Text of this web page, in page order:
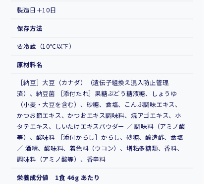
製造日＋10日
保存方法
要冷蔵（10℃以下）
原材料名
［納豆］大豆（カナダ）（遺伝子組換え混入防止管理
済）、納豆菌 ［添付たれ］果糖ぶどう糖液糖、しょうゆ
（小麦・大豆を含む）、砂糖、食塩、こんぶ調味エキス、
かつお節エキス、かつおエキス調味料、焼アゴエキス、ホ
タテエキス、しいたけエキスパウダー ／ 調味料（アミノ酸
等）、酸味料 ［添付からし］からし、砂糖、醸造酢、食塩
／ 酒精、酸味料、着色料（ウコン）、増粘多糖類、香料、
調味料（アミノ酸等）、香辛料
栄養成分値 1食 46g あたり